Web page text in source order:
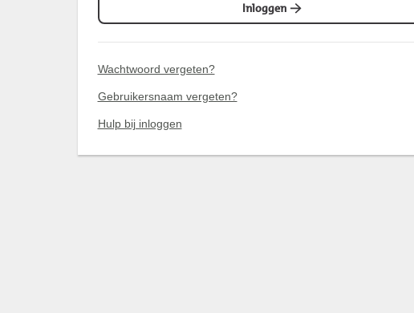
Inloggen
Wachtwoord vergeten?
Gebruikersnaam vergeten?
Hulp bij inloggen